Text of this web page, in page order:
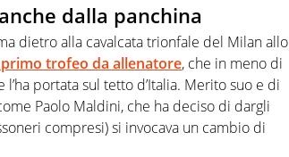
dalla panchina
dietro alla cavalcata trionfale del Milan allo
trofeo da allenatore, che in meno di
portata sul tetto d’Italia. Merito suo e di
Paolo Maldini, che ha deciso di dargli
compresi) si invocava un cambio di